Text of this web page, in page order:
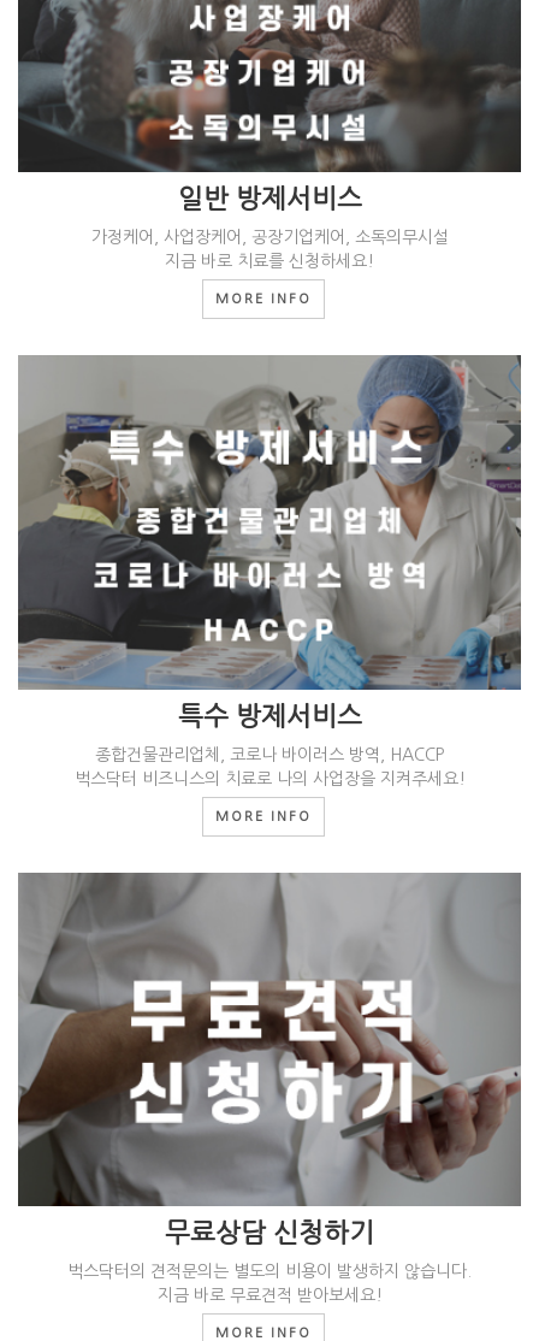
일반 방제서비스
가정케어, 사업장케어, 공장기업케어, 소독의무시설
지금 바로 치료를 신청하세요!
MORE INFO
특수 방제서비스
종합건물관리업체, 코로나 바이러스 방역, HACCP
벅스닥터 비즈니스의 치료로 나의 사업장을 지켜주세요!
MORE INFO
무료상담 신청하기
벅스닥터의 견적문의는 별도의 비용이 발생하지 않습니다.
지금 바로 무료견적 받아보세요!
MORE INFO